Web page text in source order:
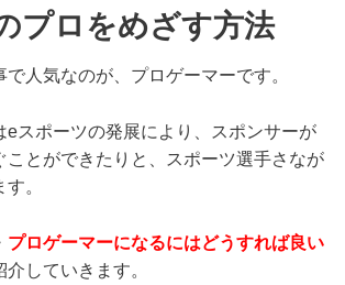
プロをめざす方法
人気なのが、プロゲーマーです。
eスポーツの発展により、スポンサーが
ことができたりと、スポーツ選手さなが
。
プロゲーマーになるにはどうすれば良い
していきます。